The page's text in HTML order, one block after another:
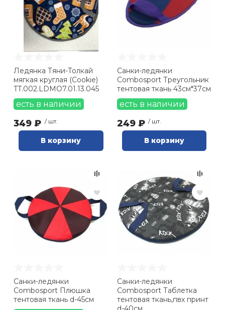
Ледянка Тяни-Толкай
мягкая круглая (Cookie)
TT.002.LDMO7.01.13.045
есть в наличии
349 ₽ / шт.
В корзину
Санки-ледянки
Combosport Треугольник
тентовая ткань 43см*37см
есть в наличии
249 ₽ / шт.
В корзину
Санки-ледянки
Combosport Плюшка
тентовая ткань d-45см
Санки-ледянки
Combosport Таблетка
тентовая ткань,пвх принт